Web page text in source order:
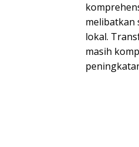
melibatkan
lokal.
masih